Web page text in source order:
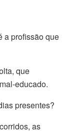
a profissão que
que
educado.
presentes?
as